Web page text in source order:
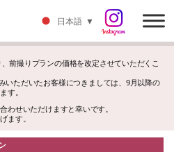
前撮りプランの価格を改定させていただくこ
いただいたお客様につきましては、9月以降の
す。
わせいただけますと幸いです。
ます。
日本語 ▼